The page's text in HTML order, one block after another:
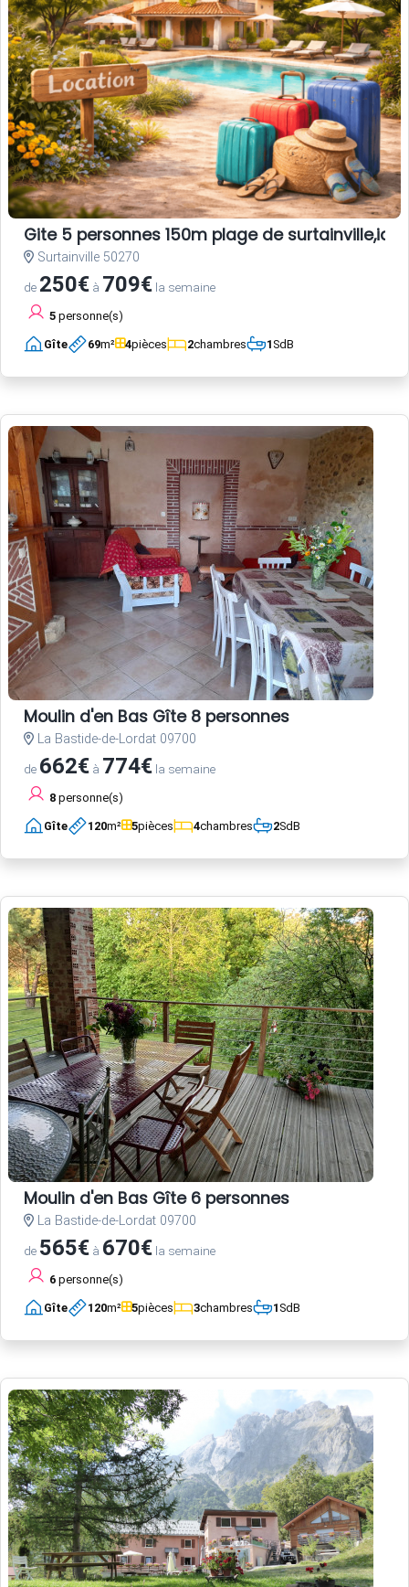
Gite 5 personnes 150m plage de
Surtainville 50270
de 250€ à 709€ la semaine
5 personne(s)
Gîte 69m² 4pièces 2chambres 1SdB
Moulin d'en Bas Gîte 8 personnes
La Bastide-de-Lordat 09700
de 662€ à 774€ la semaine
8 personne(s)
Gîte 120m² 5pièces 4chambres 2SdB
Moulin d'en Bas Gîte 6 personnes
La Bastide-de-Lordat 09700
de 565€ à 670€ la semaine
6 personne(s)
Gîte 120m² 5pièces 3chambres 1SdB